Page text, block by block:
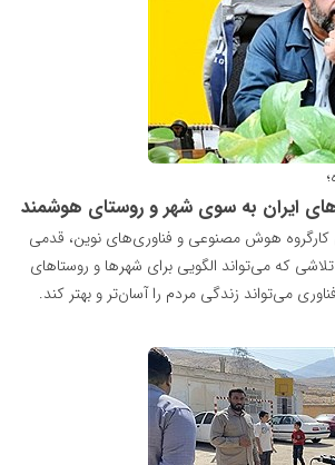
ایران به سوی شهر و روستای هوشمند
کارگروه هوش مصنوعی و فناوری‌های نوین، قدمی
تلاشی که می‌تواند الگویی برای شهرها و روستاهای
می‌تواند زندگی مردم را آسان‌تر و بهتر کند.